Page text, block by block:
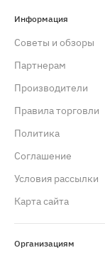
Информация
Советы и обзоры
Партнерам
Производители
Правила торговли
Политика
Cоглашение
Условия рассылки
Карта сайта
Организациям